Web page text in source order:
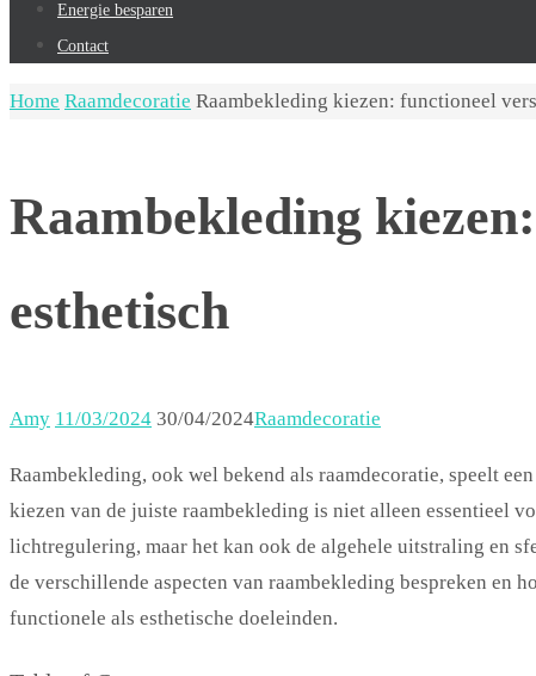
Energie besparen
Contact
Home Raamdecoratie Raambekleding kiezen: functioneel
Raambekleding
esthetisch
Amy 11/03/2024 30/04/2024Raamdecoratie
Raambekleding, ook wel bekend als raamdecoratie, speelt
kiezen van de juiste raambekleding is niet alleen essentieel
lichtregulering, maar het kan ook de algehele uitstraling en
de verschillende aspecten van raambekleding bespreken en
functionele als esthetische doeleinden.